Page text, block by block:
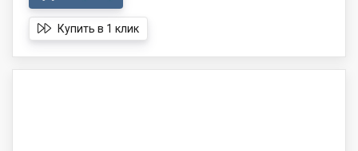
Купить в 1 клик